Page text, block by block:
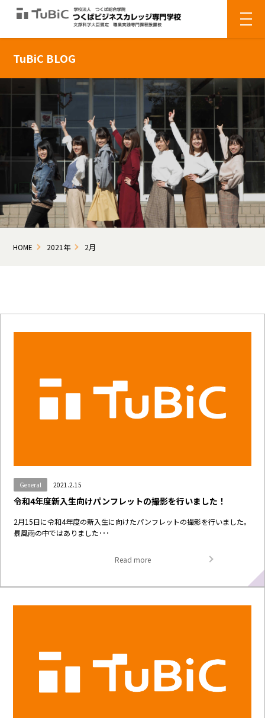
TuBiC BLOG
HOME 2021年 2月
General 2021.2.15
令和4年度新入生向けパンフレットの撮影を行いました！
2月15日に令和4年度の新入生に向けたパンフレットの撮影を行いました。
暴風雨の中ではありました･･･
Read more